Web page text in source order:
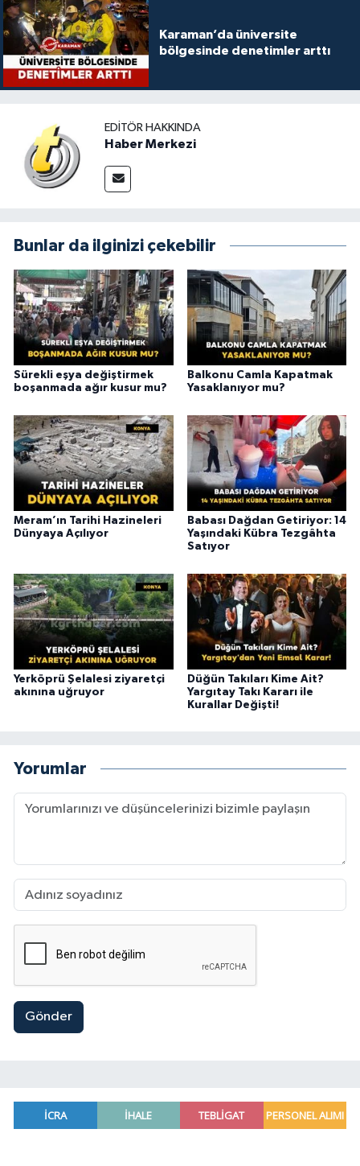
Karaman’da üniversite
bölgesinde denetimler arttı
EDITÖR HAKKINDA
Haber Merkezi
Bunlar da ilginizi çekebilir
Sürekli eşya değiştirmek
boşanmada ağır kusur mu?
Balkonu Camla Kapatmak
Yasaklanıyor mu?
Meram’ın Tarihi Hazineleri
Dünyaya Açılıyor
Babası Dağdan Getiriyor: 14
Yaşındaki Kübra Tezgâhta
Satıyor
Yerköprü Şelalesi ziyaretçi
akınına uğruyor
Düğün Takıları Kime Ait?
Yargıtay Takı Kararı ile
Kurallar Değişti!
Yorumlar
Gönder